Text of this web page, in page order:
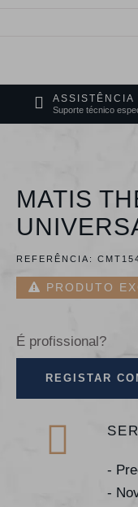
ASSISTÊNCIA
Suporte técnico
MATIS
REFERÊNCIA:
PRODUTO
É profissional?
REGISTAR
-
-